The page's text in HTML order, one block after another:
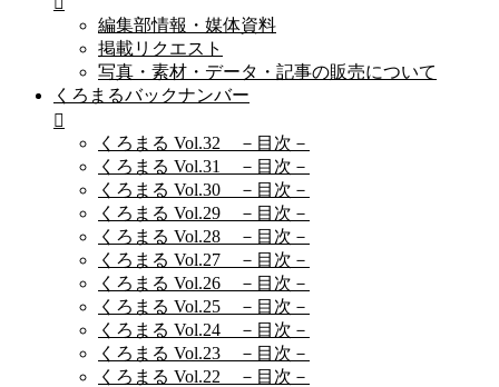
編集部情報・媒体資料
掲載リクエスト
写真・素材・データ・記事の販売について
くろまるバックナンバー
くろまる Vol.32 －目次－
くろまる Vol.31 －目次－
くろまる Vol.30 －目次－
くろまる Vol.29 －目次－
くろまる Vol.28 －目次－
くろまる Vol.27 －目次－
くろまる Vol.26 －目次－
くろまる Vol.25 －目次－
くろまる Vol.24 －目次－
くろまる Vol.23 －目次－
くろまる Vol.22 －目次－